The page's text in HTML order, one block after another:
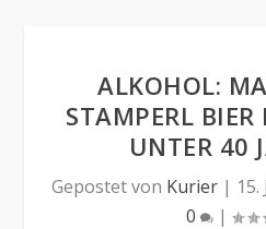
ALKOHOL:
STAMPERL
UNTER 40
Gepostet von Kurier| 15.
0
|